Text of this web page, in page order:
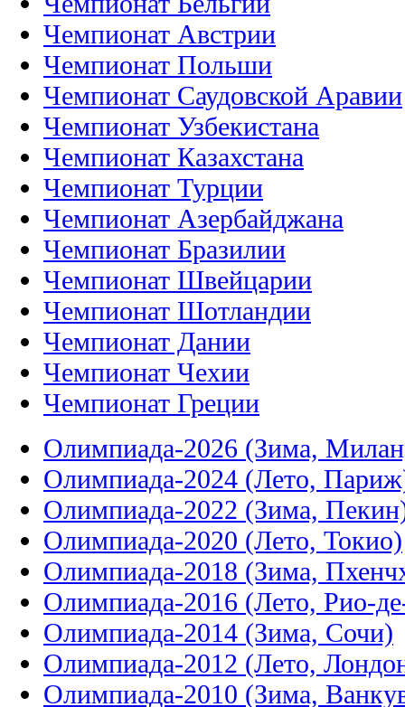
Чемпионат Австрии
Чемпионат Польши
Чемпионат Саудовской Аравии
Чемпионат Узбекистана
Чемпионат Казахстана
Чемпионат Турции
Чемпионат Азербайджана
Чемпионат Бразилии
Чемпионат Швейцарии
Чемпионат Шотландии
Чемпионат Дании
Чемпионат Чехии
Чемпионат Греции
Олимпиада-2026 (Зима,
Олимпиада-2024 (Лето,
Олимпиада-2022 (Зима,
Олимпиада-2020 (Лето, Токио)
Олимпиада-2018 (Зима,
Олимпиада-2016 (Лето, Рио-
Олимпиада-2014 (Зима, Сочи)
Олимпиада-2012 (Лето,
Олимпиада-2010 (Зима,